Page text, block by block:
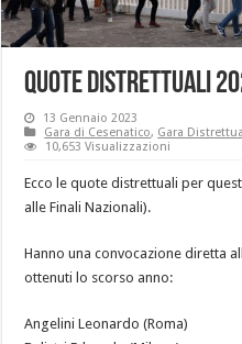
Quote distrettuali
13 Gennaio 2023
Gara di Cesenatico, Gara
10,653 Visualizzazioni
Ecco le quote distrettuali per
alle Finali Nazionali).
Hanno una convocazione diretta
ottenuti lo scorso anno:
Angelini Leonardo (Roma)